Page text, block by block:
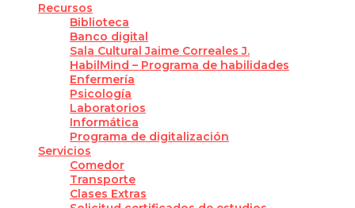
Recursos
Biblioteca
Banco digital
Sala Cultural Jaime Correales J.
HabilMind – Programa de habilidades
Enfermería
Psicología
Laboratorios
Informática
Programa de digitalización
Servicios
Comedor
Transporte
Clases Extras